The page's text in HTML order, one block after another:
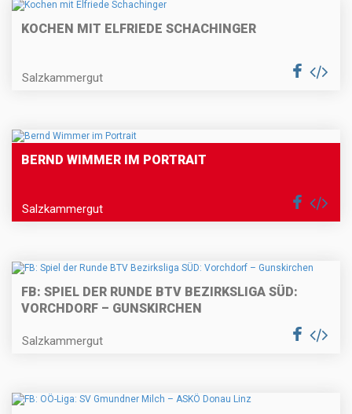
KOCHEN MIT ELFRIEDE SCHACHINGER
Salzkammergut
BERND WIMMER IM PORTRAIT
Salzkammergut
FB: SPIEL DER RUNDE BTV BEZIRKSLIGA SÜD:
VORCHDORF – GUNSKIRCHEN
Salzkammergut